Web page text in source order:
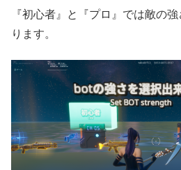
『初心者』と『プロ』では敵の
ります。